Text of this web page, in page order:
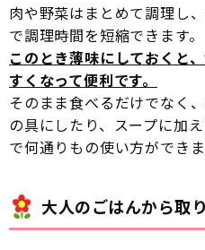
肉や野菜はまとめて調理し
で調理時間を短縮できます。
このとき薄味にしておくと
すくなって便利です。
そのまま食べるだけでなく
の具にしたり、スープに加
で何通りもの使い方ができま
大人のごはんから取